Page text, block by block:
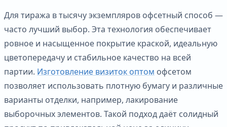
Для тиража в тысячу экземпляров офсетный способ —
часто лучший выбор. Эта технология обеспечивает
ровное и насыщенное покрытие краской, идеальную
цветопередачу и стабильное качество на всей
партии. Изготовление визиток оптом офсетом
позволяет использовать плотную бумагу и различные
варианты отделки, например, лакирование
выборочных элементов. Такой подход даёт солидный